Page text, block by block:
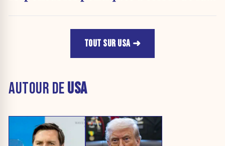
TOUT SUR USA
AUTOUR DEUSA